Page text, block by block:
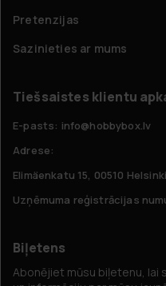
Pretenzijas
Sazinieties ar mums
Tiešsaistes klientu
E-pasts: info@hobbybox.lv
Adrese:
Elimäenkatu 15, 00510
Uzņēmuma reģistrācijas
Biļetens
Abonējiet mūsu biļetenu, lai